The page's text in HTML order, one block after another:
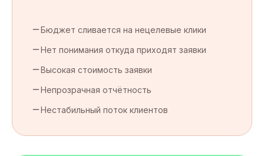
Бюджет сливается на нецелевые клики
Нет понимания откуда приходят заявки
Высокая стоимость заявки
Непрозрачная отчётность
Нестабильный поток клиентов